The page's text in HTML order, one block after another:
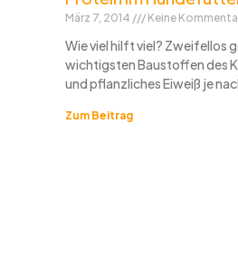
März 7, 2014 Keine
Wie viel hilft viel? Zweifellos
wichtigsten Baustoffen des
und pflanzliches Eiweiß je
Zum Beitrag